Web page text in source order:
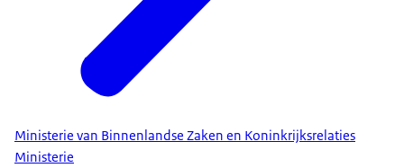
Ministerie van Binnenlandse Zaken en Koninkrijksrelaties
Ministerie